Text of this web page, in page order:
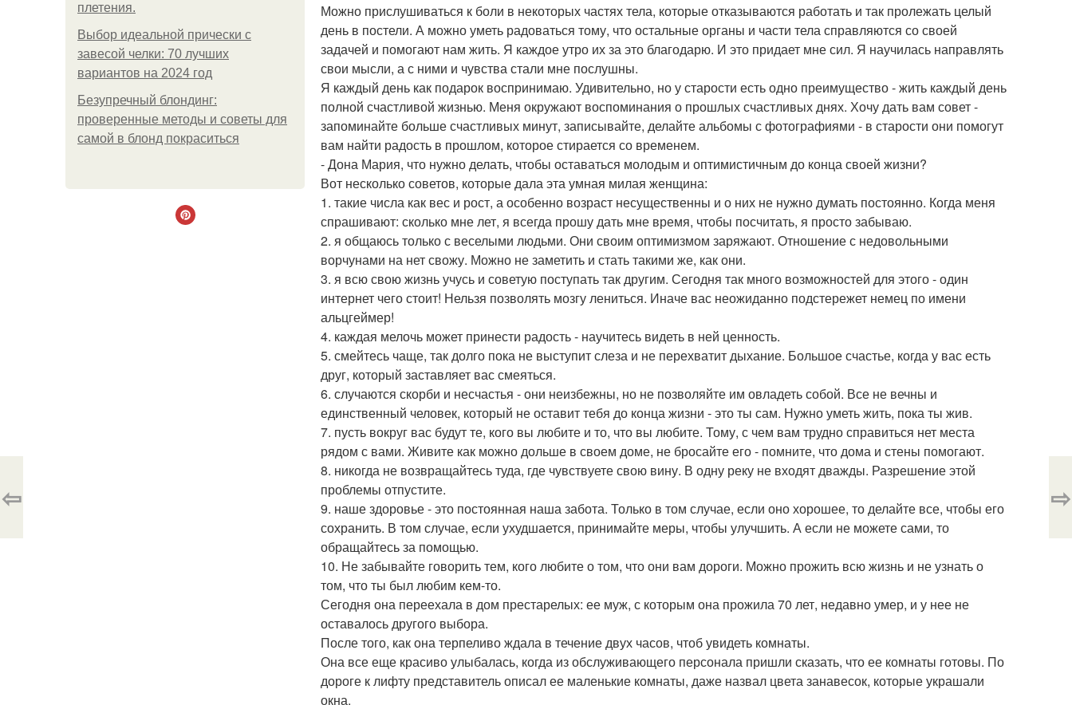
плетения.
Выбор идеальной прически с
завесой челки: 70 лучших
вариантов на 2024 год
Безупречный блондинг:
проверенные методы и советы для
самой в блонд покраситься
Можно прислушиваться к боли в некоторых частях тела, которые отказываются работать и так пролежать целый
день в постели. А можно уметь радоваться тому, что остальные органы и части тела справляются со своей
задачей и помогают нам жить. Я каждое утро их за это благодарю. И это придает мне сил. Я научилась направлять
свои мысли, а с ними и чувства стали мне послушны.
Я каждый день как подарок воспринимаю. Удивительно, но у старости есть одно преимущество - жить каждый день
полной счастливой жизнью. Меня окружают воспоминания о прошлых счастливых днях. Хочу дать вам совет -
запоминайте больше счастливых минут, записывайте, делайте альбомы с фотографиями - в старости они помогут
вам найти радость в прошлом, которое стирается со временем.
- Дона Мария, что нужно делать, чтобы оставаться молодым и оптимистичным до конца своей жизни?
Вот несколько советов, которые дала эта умная милая женщина:
1. такие числа как вес и рост, а особенно возраст несущественны и о них не нужно думать постоянно. Когда меня
спрашивают: сколько мне лет, я всегда прошу дать мне время, чтобы посчитать, я просто забываю.
2. я общаюсь только с веселыми людьми. Они своим оптимизмом заряжают. Отношение с недовольными
ворчунами на нет свожу. Можно не заметить и стать такими же, как они.
3. я всю свою жизнь учусь и советую поступать так другим. Сегодня так много возможностей для этого - один
интернет чего стоит! Нельзя позволять мозгу лениться. Иначе вас неожиданно подстережет немец по имени
альцгеймер!
4. каждая мелочь может принести радость - научитесь видеть в ней ценность.
5. смейтесь чаще, так долго пока не выступит слеза и не перехватит дыхание. Большое счастье, когда у вас есть
друг, который заставляет вас смеяться.
6. случаются скорби и несчастья - они неизбежны, но не позволяйте им овладеть собой. Все не вечны и
единственный человек, который не оставит тебя до конца жизни - это ты сам. Нужно уметь жить, пока ты жив.
7. пусть вокруг вас будут те, кого вы любите и то, что вы любите. Тому, с чем вам трудно справиться нет места
рядом с вами. Живите как можно дольше в своем доме, не бросайте его - помните, что дома и стены помогают.
8. никогда не возвращайтесь туда, где чувствуете свою вину. В одну реку не входят дважды. Разрешение этой
проблемы отпустите.
9. наше здоровье - это постоянная наша забота. Только в том случае, если оно хорошее, то делайте все, чтобы его
сохранить. В том случае, если ухудшается, принимайте меры, чтобы улучшить. А если не можете сами, то
обращайтесь за помощью.
10. Не забывайте говорить тем, кого любите о том, что они вам дороги. Можно прожить всю жизнь и не узнать о
том, что ты был любим кем-то.
Сегодня она переехала в дом престарелых: ее муж, с которым она прожила 70 лет, недавно умер, и у нее не
оставалось другого выбора.
После того, как она терпеливо ждала в течение двух часов, чтоб увидеть комнаты.
Она все еще красиво улыбалась, когда из обслуживающего персонала пришли сказать, что ее комнаты готовы. По
дороге к лифту представитель описал ее маленькие комнаты, даже назвал цвета занавесок, которые украшали
окна.
⇦ ⇨